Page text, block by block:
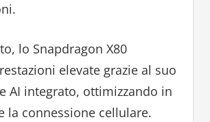
lo Snapdragon X80
elevate grazie al suo
AI integrato, ottimizzando in
la connessione cellulare.